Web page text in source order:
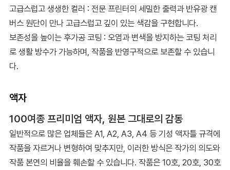
고급스럽고 생생한 컬러 : 전문 프린터의 세밀한 출력과 반유광 캔
버스 원단이 만나 고급스럽고 깊이 있는 색감을 구현합니다.
보존성을 높이는 후가공 코팅 : 오염과 변색을 방지하는 코팅 처리
로 생활 방수가 가능하며, 작품을 반영구적으로 보존할 수 있습니
다.
액자
100여종 프리미엄 액자, 원본 그대로의 감동
일반적으로 많은 업체들은 A1, A2, A3, A4 등 기성 액자틀 규격에
작품을 자르거나 변형하여 맞추지만, 이러한 방식은 작가의 의도와
작품 본연의 비율을 훼손할 수 있습니다. 작품은 10호, 20호, 30호